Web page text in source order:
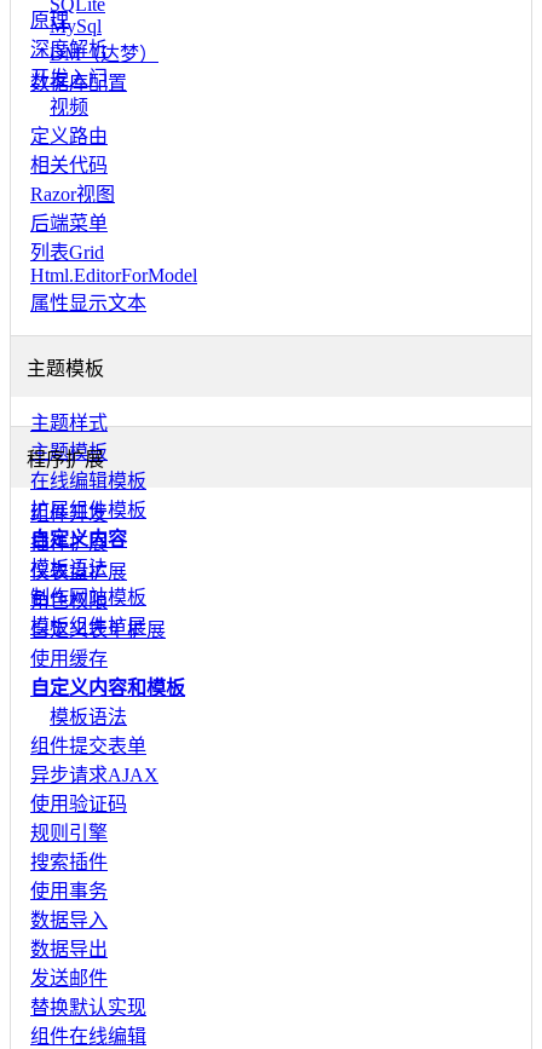
MySql
DM（达梦）
数据库配置
原理
深度解析
开发入门
视频
定义路由
相关代码
Razor视图
后端菜单
列表Grid
Html.EditorForModel
属性显示文本
主题模板
主题样式
主题模板
在线编辑模板
扩展组件模板
自定义内容
模板语法
制作网站模板
模板组件扩展
程序扩展
组件开发
插件扩展
仪表盘扩展
角色权限
自定义表单扩展
使用缓存
自定义内容和模板
模板语法
组件提交表单
异步请求AJAX
使用验证码
规则引擎
搜索插件
使用事务
数据导入
数据导出
发送邮件
替换默认实现
组件在线编辑